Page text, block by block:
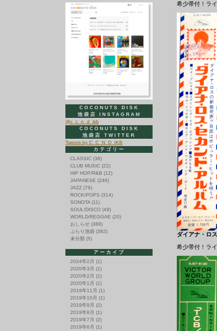
希少帯付！ラ
ダイアナ・ロ
希少帯付！ラ
COCONUTS DISK
池袋店 INSTAGRAM
@c_c_n_d_ikb
COCONUTS DISK
池袋店 TWITTER
Tweets by C_C_N_D_IKB
カテゴリー
CLASSIC (38)
CLUB MUSIC (22)
HIP HOP/R&B (12)
JAPANESE (246)
JAZZ (79)
ROCK/POPS (314)
SONOTA (11)
SOUL/DISCO (49)
WORLD/REGGAE (20)
おしらせ (388)
ぶらり池袋 (382)
未分類 (5)
アーカイブ
2024年2月 (1)
2020年3月 (1)
2020年2月 (1)
2020年1月 (1)
2019年11月 (1)
2019年10月 (1)
2019年9月 (2)
2019年8月 (1)
2019年7月 (2)
2019年6月 (1)